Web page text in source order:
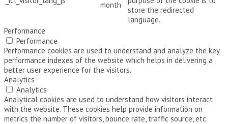
month
store the redirected
language.
Performance
Performance
Performance cookies are used to understand and analyze the key
performance indexes of the website which helps in delivering a
better user experience for the visitors.
Analytics
Analytics
Analytical cookies are used to understand how visitors interact
with the website. These cookies help provide information on
metrics the number of visitors, bounce rate, traffic source, etc.